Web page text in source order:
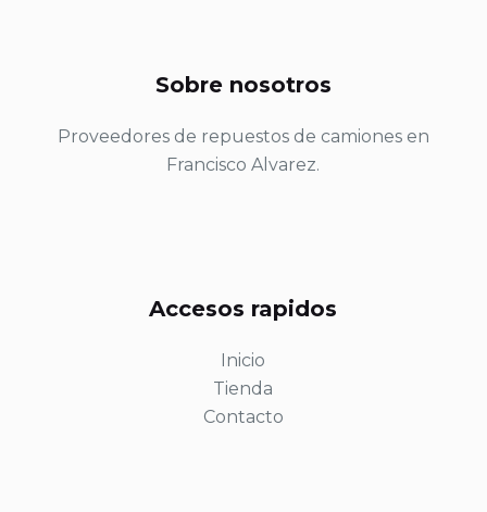
Sobre nosotros
Proveedores de repuestos de camiones en
Francisco Alvarez.
Accesos rapidos
Inicio
Tienda
Contacto